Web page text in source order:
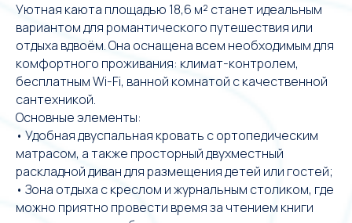
Уютная каюта площадью 18,6 м² станет идеальным
вариантом для романтического путешествия или
отдыха вдвоём. Она оснащена всем необходимым для
комфортного проживания: климат-контролем,
бесплатным Wi-Fi, ванной комнатой с качественной
сантехникой.
Основные элементы:
• Удобная двуспальная кровать с ортопедическим
матрасом, а также просторный двухместный
раскладной диван для размещения детей или гостей;
• Зона отдыха с креслом и журнальным столиком, где
можно приятно провести время за чтением книги